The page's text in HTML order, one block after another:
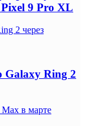
9 Pro XL
2 через
Galaxy Ring 2
в марте